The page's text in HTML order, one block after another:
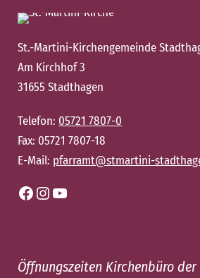
St.-Martini-Kirchengemeinde
Am Kirchhof 3
31655 Stadthagen
Telefon: 05721 7807-0
Fax: 05721 7807-18
E-Mail: pfarramt@stmartini-
Facebook Instagram YouTube
Öffnungszeiten Kirchenbüro